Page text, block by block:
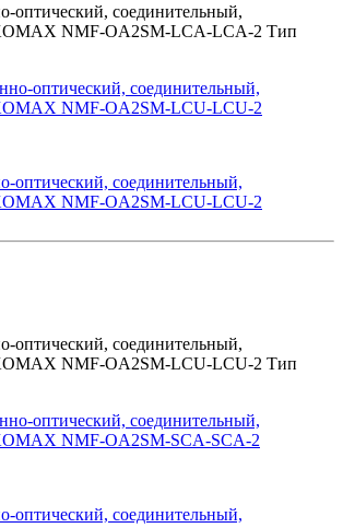
оптический, соединительный,
NMF-OA2SM-LCA-LCA-2 Тип
оптический, соединительный,
NMF-OA2SM-LCU-LCU-2
оптический, соединительный,
NMF-OA2SM-LCU-LCU-2 Тип
оптический, соединительный,